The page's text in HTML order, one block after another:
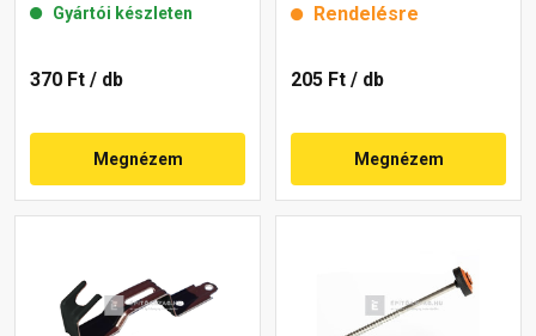
Gyártói készleten
370 Ft / db
Megnézem
Rendelésre
205 Ft / db
Megnézem